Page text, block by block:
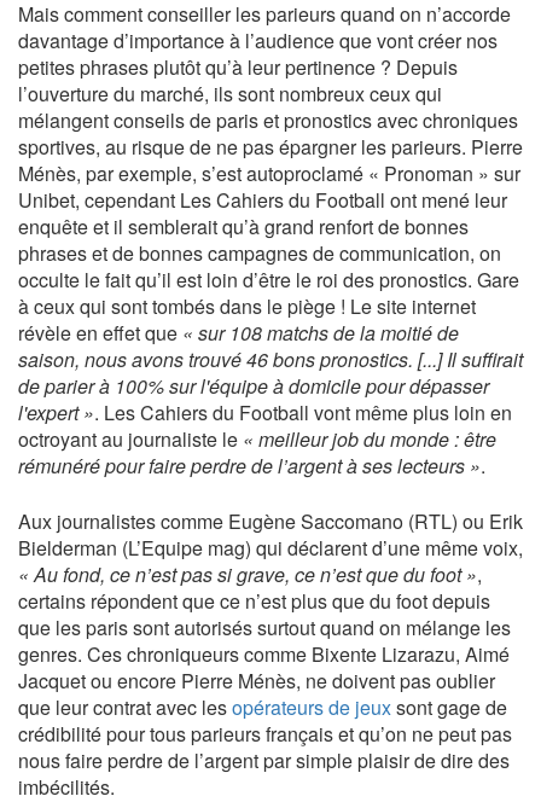
Mais comment conseiller les parieurs quand on n’accorde
davantage d’importance à l’audience que vont créer nos
petites phrases plutôt qu’à leur pertinence ? Depuis
l’ouverture du marché, ils sont nombreux ceux qui
mélangent conseils de paris et pronostics avec chroniques
sportives, au risque de ne pas épargner les parieurs. Pierre
Ménès, par exemple, s’est autoproclamé « Pronoman » sur
Unibet, cependant Les Cahiers du Football ont mené leur
enquête et il semblerait qu’à grand renfort de bonnes
phrases et de bonnes campagnes de communication, on
occulte le fait qu’il est loin d’être le roi des pronostics. Gare
à ceux qui sont tombés dans le piège ! Le site internet
révèle en effet que « sur 108 matchs de la moitié de
saison, nous avons trouvé 46 bons pronostics. [...] Il suffirait
de parier à 100% sur l'équipe à domicile pour dépasser
l'expert ». Les Cahiers du Football vont même plus loin en
octroyant au journaliste le « meilleur job du monde : être
rémunéré pour faire perdre de l’argent à ses lecteurs ».
Aux journalistes comme Eugène Saccomano (RTL) ou Erik
Bielderman (L’Equipe mag) qui déclarent d’une même voix,
« Au fond, ce n’est pas si grave, ce n’est que du foot »,
certains répondent que ce n’est plus que du foot depuis
que les paris sont autorisés surtout quand on mélange les
genres. Ces chroniqueurs comme Bixente Lizarazu, Aimé
Jacquet ou encore Pierre Ménès, ne doivent pas oublier
que leur contrat avec lesopérateurs de jeuxsont gage de
crédibilité pour tous parieurs français et qu’on ne peut pas
nous faire perdre de l’argent par simple plaisir de dire des
imbécilités.